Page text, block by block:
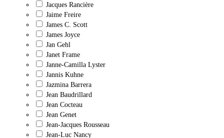
Jacques Rancière
Jaime Freire
James C. Scott
James Joyce
Jan Gehl
Janet Frame
Janne-Camilla Lyster
Jannis Kuhne
Jazmina Barrera
Jean Baudrillard
Jean Cocteau
Jean Genet
Jean-Jacques Rousseau
Jean-Luc Nancy